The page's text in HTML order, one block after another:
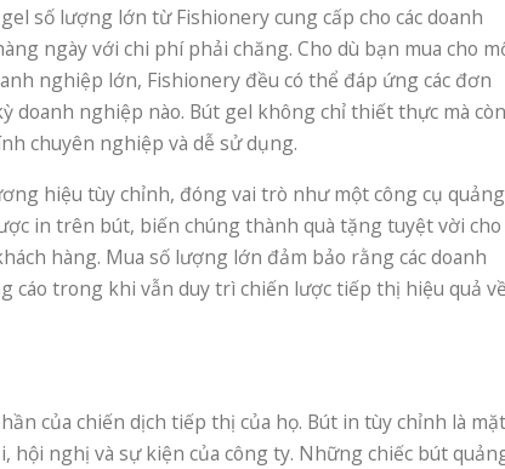
số lượng lớn từ Fishionery cung cấp cho các doanh
ngày với chi phí phải chăng. Cho dù bạn mua cho
nghiệp lớn, Fishionery đều có thể đáp ứng các đơn
doanh nghiệp nào. Bút gel không chỉ thiết thực mà còn
chuyên nghiệp và dễ sử dụng.
hiệu tùy chỉnh, đóng vai trò như một công cụ quảng
in trên bút, biến chúng thành quà tặng tuyệt vời cho
hàng. Mua số lượng lớn đảm bảo rằng các doanh
cáo trong khi vẫn duy trì chiến lược tiếp thị hiệu quả về
của chiến dịch tiếp thị của họ. Bút in tùy chỉnh là mặt
nghị và sự kiện của công ty. Những chiếc bút